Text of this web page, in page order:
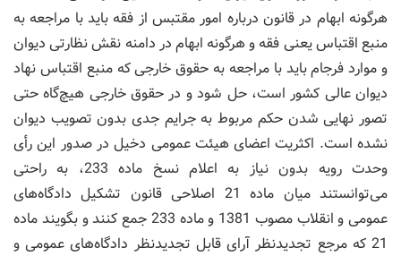
هرگونه ابهام در قانون درباره امور مقتبس از فقه باید با مراجعه به
منبع اقتباس یعنی فقه و هرگونه ابهام در دامنه نقش نظارتی دیوان
و موارد فرجام باید با مراجعه به حقوق خارجی که منبع اقتباس نهاد
دیوان عالی کشور است، حل شود و در حقوق خارجی هیچ‌گاه حتی
تصور نهایی شدن حکم مربوط به جرایم جدی بدون تصویب دیوان
نشده است. اکثریت اعضای هیئت عمومی دخیل در صدور این رأی
وحدت رویه بدون نیاز به اعلام نسخ ماده 233، به راحتی
می‌توانستند میان ماده 21 اصلاحی قانون تشکیل دادگاه‌های
عمومی و انقلاب مصوب 1381 و ماده 233 جمع کنند و بگویند ماده
21 که مرجع تجدیدنظر آرای قابل تجدیدنظر دادگاه‌های عمومی و